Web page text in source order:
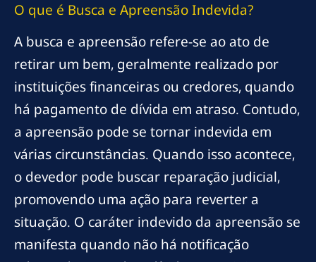
O que é Busca e Apreensão Indevida?
A busca e apreensão refere-se ao ato de
retirar um bem, geralmente realizado por
instituições financeiras ou credores, quando
há pagamento de dívida em atraso. Contudo,
a apreensão pode se tornar indevida em
várias circunstâncias. Quando isso acontece,
o devedor pode buscar reparação judicial,
promovendo uma ação para reverter a
situação. O caráter indevido da apreensão se
manifesta quando não há notificação